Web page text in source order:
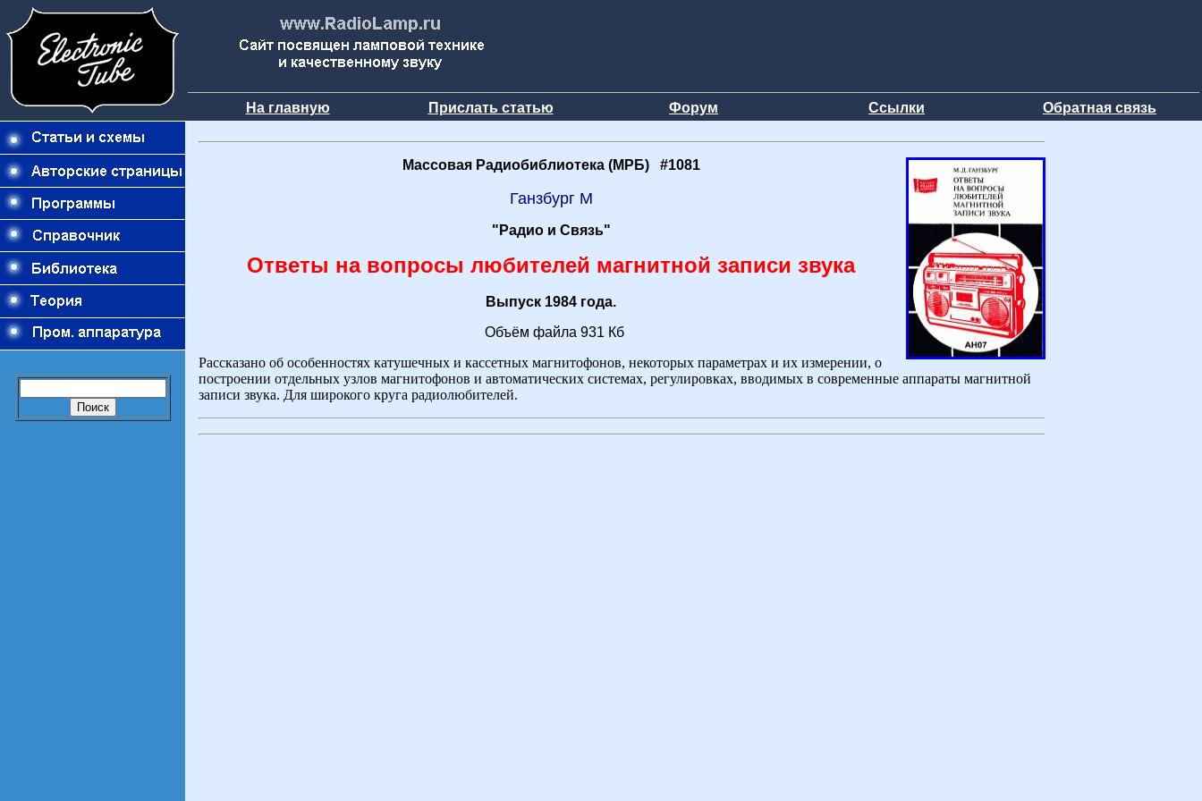
На главную Прислать статью Форум Ссылки Обратная связь
Массовая Радиобиблиотека (МРБ) #1081
Ганзбург М
"Радио и Связь"
Ответы на вопросы любителей магнитной записи звука
Выпуск 1984 года.
Объём файла 931 Кб
Рассказано об особенностях катушечных и кассетных магнитофонов, некоторых параметрах и их измерении, о
построении отдельных узлов магнитофонов и автоматических системах, регулировках, вводимых в современные аппараты магнитной
записи звука. Для широкого круга радиолюбителей.